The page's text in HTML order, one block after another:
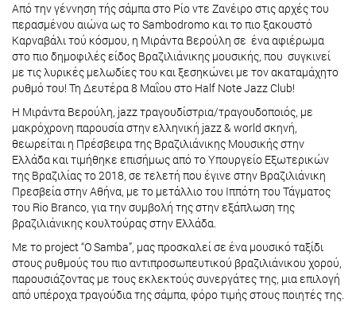
Από την γέννηση τής σάμπα στο Ρίο ντε Zανέιρο στις αρχές του
περασμένου αιώνα ως το Sambodromo και το πιο ξακουστό
Καρναβάλι τού κόσμου, η Μιράντα Βερούλη σε ένα αφιέρωμα
στο πιο δημοφιλές είδος Βραζιλιάνικης μουσικής, που συγκινεί
με τις λυρικές μελωδίες του και ξεσηκώνει με τον ακαταμάχητο
ρυθμό του! Τη Δευτέρα 8 Μαΐου στο Half Note Jazz Club!
Η Μιράντα Βερούλη, jazz τραγουδίστρια/τραγουδοποιός, με
μακρόχρονη παρουσία στην ελληνική jazz & world σκηνή,
θεωρείται η Πρέσβειρα της Βραζιλιάνικης Μουσικής στην
Ελλάδα και τιμήθηκε επισήμως από το Υπουργείο Εξωτερικών
της Βραζιλίας το 2018, σε τελετή που έγινε στην Βραζιλιάνικη
Πρεσβεία στην Αθήνα, με το μετάλλιο του Ιππότη του Τάγματος
του Rio Branco, για την συμβολή της στην εξάπλωση της
βραζιλιάνικης κουλτούρας στην Ελλάδα.
Με το project “O Samba”, μας προσκαλεί σε ένα μουσικό ταξίδι
στους ρυθμούς του πιο αντιπροσωπευτικού βραζιλιάνικου χορού,
παρουσιάζoντας με τους εκλεκτούς συνεργάτες της, μια επιλογή
από υπέροχα τραγούδια της σάμπα, φόρο τιμής στους ποιητές της.